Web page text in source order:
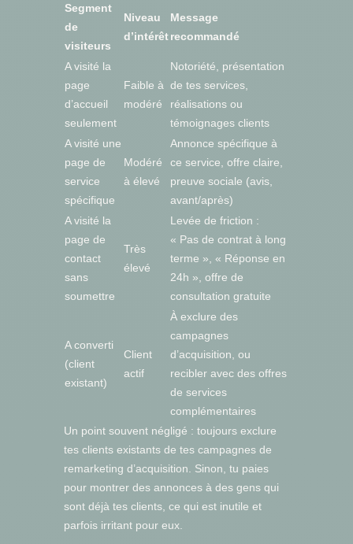
Segment
de
visiteurs
Niveau
d’intérêt
Message
recommandé
A visité la
page
d’accueil
seulement
Faible à
modéré
Notoriété, présentation
de tes services,
réalisations ou
témoignages clients
A visité une
page de
service
spécifique
Modéré
à élevé
Annonce spécifique à
ce service, offre claire,
preuve sociale (avis,
avant/après)
A visité la
page de
contact
sans
soumettre
Très
élevé
Levée de friction :
« Pas de contrat à long
terme », « Réponse en
24h », offre de
consultation gratuite
A converti
(client
existant)
Client
actif
À exclure des
campagnes
d’acquisition, ou
recibler avec des offres
de services
complémentaires
Un point souvent négligé : toujours exclure
tes clients existants de tes campagnes de
remarketing d’acquisition. Sinon, tu paies
pour montrer des annonces à des gens qui
sont déjà tes clients, ce qui est inutile et
parfois irritant pour eux.